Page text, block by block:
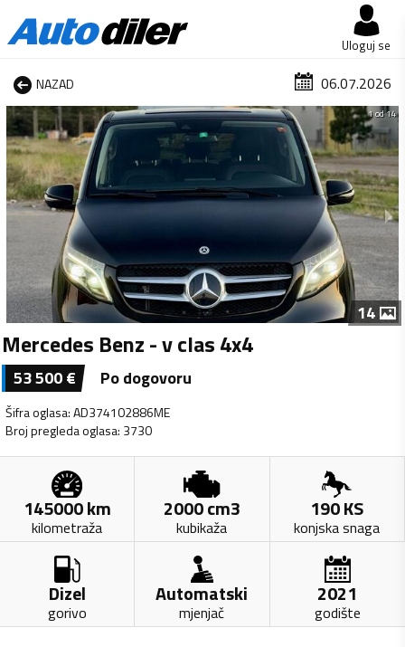
Uloguj se
NAZAD 06.07.2026
1 od 14
14
Mercedes Benz - v clas 4x4
53 500€ Po dogovoru
Šifra oglasa:AD374102886ME
Broj pregleda oglasa: 3730
145000km
kilometraža
2000cm3
kubikaža
190KS
konjska snaga
Dizel
gorivo
Automatski
mjenjač
2021
godište